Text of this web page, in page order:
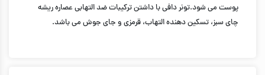
پوست می شود.تونر دافی با داشتن ترکیبات ضد التهابی عصاره ریشه
چای سبز، تسکین دهنده التهاب، قرمزی و جای جوش می باشد.